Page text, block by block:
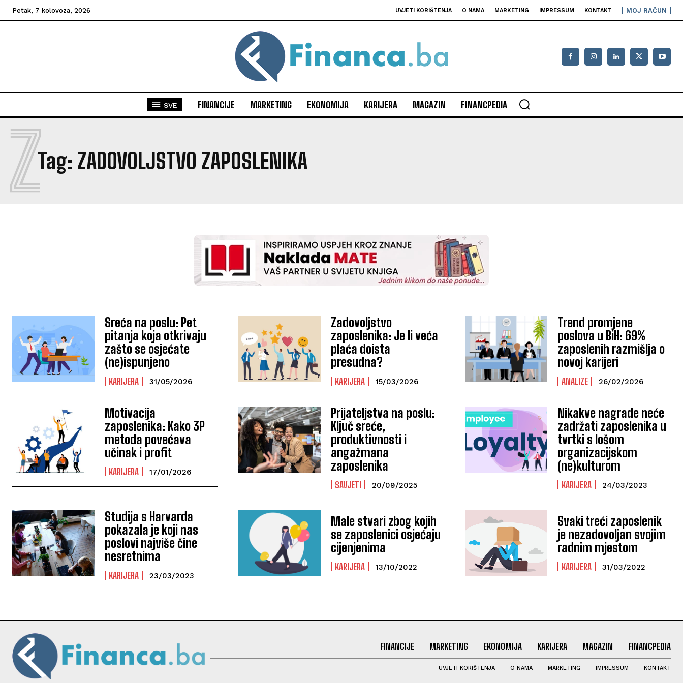
Petak, 7 kolovoza, 2026 UVJETI KORIŠTENJA O NAMA MARKETING IMPRESSUM KONTAKT MOJ RAČUN
SVE FINANCIJE MARKETING EKONOMIJA KARIJERA MAGAZIN FINANCPEDIA
Tag: ZADOVOLJSTVO ZAPOSLENIKA
Z
Sreća na poslu: Pet
pitanja koja otkrivaju
zašto se osjećate
(ne)ispunjeno
KARIJERA 31/05/2026
Zadovoljstvo
zaposlenika: Je li veća
plaća doista
presudna?
KARIJERA 15/03/2026
Trend promjene
poslova u BiH: 69%
zaposlenih razmišlja o
novoj karijeri
ANALIZE 26/02/2026
Motivacija
zaposlenika: Kako 3P
metoda povećava
učinak i profit
KARIJERA 17/01/2026
Prijateljstva na poslu:
Ključ sreće,
produktivnosti i
angažmana
zaposlenika
SAVJETI 20/09/2025
Nikakve nagrade neće
zadržati zaposlenika u
tvrtki s lošom
organizacijskom
(ne)kulturom
KARIJERA 24/03/2023
Studija s Harvarda
pokazala je koji nas
poslovi najviše čine
nesretnima
KARIJERA 23/03/2023
Male stvari zbog kojih
se zaposlenici osjećaju
cijenjenima
KARIJERA 13/10/2022
Svaki treći zaposlenik
je nezadovoljan svojim
radnim mjestom
KARIJERA 31/03/2022
FINANCIJE MARKETING EKONOMIJA KARIJERA MAGAZIN FINANCPEDIA
UVJETI KORIŠTENJA O NAMA MARKETING IMPRESSUM KONTAKT